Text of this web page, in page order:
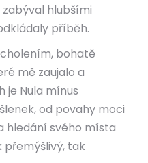
zabýval hlubšími
příběh.
bohatě
mě zaujalo a
je Nula mínus
od povahy moci
hledání svého místa
přemýšlivý, tak